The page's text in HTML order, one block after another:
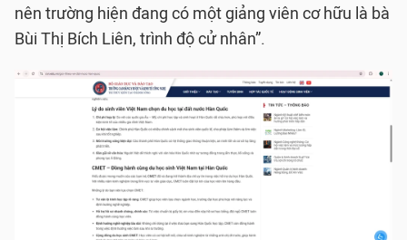
nên trường hiện đang có một giảng viên cơ hữu là bà
Bùi Thị Bích Liên, trình độ cử nhân”.